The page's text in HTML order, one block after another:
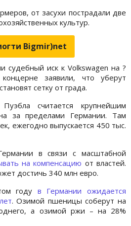
от засухи пострадали две
культур.
Bigmir)net
судебный иск к Volkswagen на ?
заявили, что уберут
сетку от града.
считается крупнейшим
за пределами Германии. Там
ежегодно выпускается 450 тыс.
в связи с масштабной
на компенсацию от властей.
достичь 340 млн евро.
году в Германии ожидается
. Озимой пшеницы соберут на
а озимой ржи – на 28%